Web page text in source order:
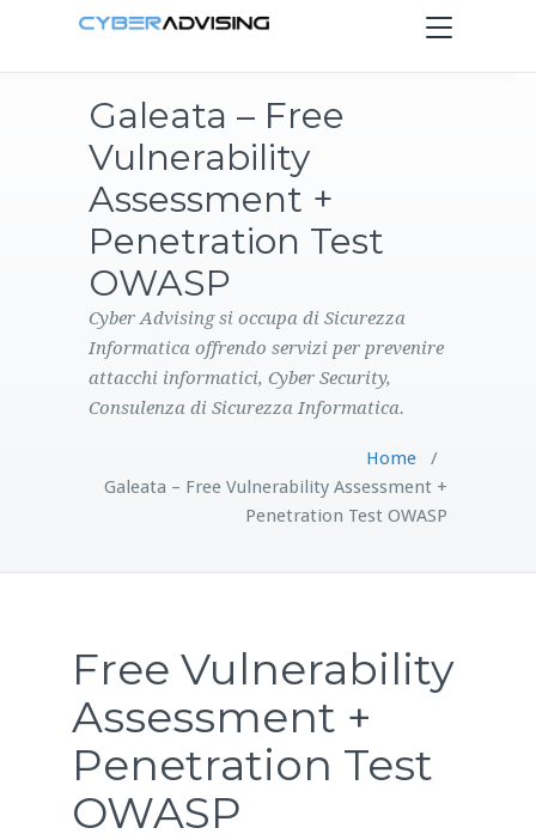
Toggle
navigation
PRODOTTI
CONTATTI
Galeata – Free
Vulnerability
Assessment +
Penetration Test
OWASP
Cyber Advising si occupa di Sicurezza
Informatica offrendo servizi per prevenire
attacchi informatici, Cyber Security,
Consulenza di Sicurezza Informatica.
Home/
Galeata – Free Vulnerability Assessment +
Penetration Test OWASP
Free Vulnerability
Assessment +
Penetration Test
OWASP